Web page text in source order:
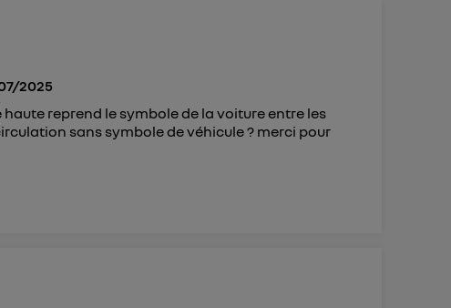
2025
reprend le symbole de la voiture entre les
sans symbole de véhicule ? merci pour
les données